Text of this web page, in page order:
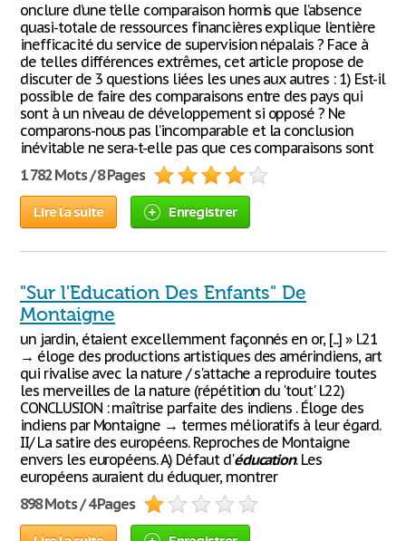
onclure d’une t’elle comparaison hormis que l’absence
quasi-totale de ressources financières explique l’entière
inefficacité du service de supervision népalais ? Face à
de telles différences extrêmes, cet article propose de
discuter de 3 questions liées les unes aux autres : 1) Est-il
possible de faire des comparaisons entre des pays qui
sont à un niveau de développement si opposé ? Ne
comparons-nous pas l’incomparable et la conclusion
inévitable ne sera-t-elle pas que ces comparaisons sont
1 782 Mots / 8 Pages
Lire la suite Enregistrer
"Sur l'Education Des Enfants" De
Montaigne
un jardin, étaient excellemment façonnés en or, [...] » l.21
→ éloge des productions artistiques des amérindiens, art
qui rivalise avec la nature / s'attache a reproduire toutes
les merveilles de la nature (répétition du 'tout' l.22)
CONCLUSION : maîtrise parfaite des indiens . Éloge des
indiens par Montaigne → termes mélioratifs à leur égard.
II/ La satire des européens. Reproches de Montaigne
envers les européens. A) Défaut d'éducation. Les
européens auraient du éduquer, montrer
898 Mots / 4 Pages